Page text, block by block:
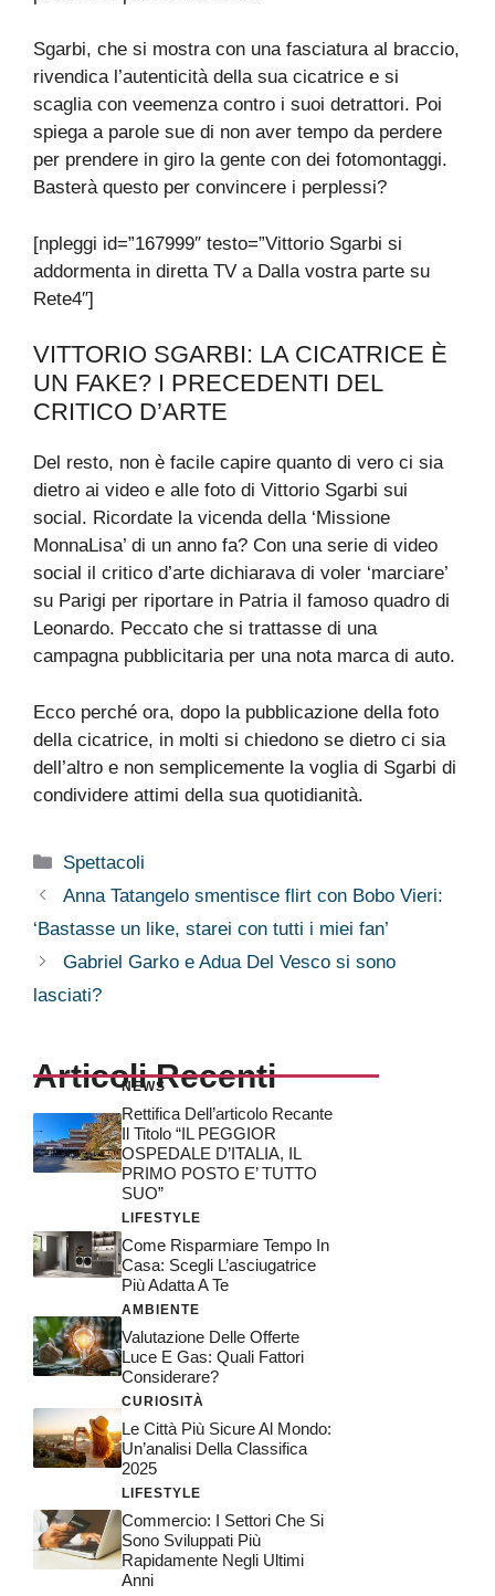
Sgarbi, che si mostra con una fasciatura al braccio,
rivendica l’autenticità della sua cicatrice e si
scaglia con veemenza contro i suoi detrattori. Poi
spiega a parole sue di non aver tempo da perdere
per prendere in giro la gente con dei fotomontaggi.
Basterà questo per convincere i perplessi?
[npleggi id=”167999″ testo=”Vittorio Sgarbi si
addormenta in diretta TV a Dalla vostra parte su
Rete4″]
VITTORIO SGARBI: LA CICATRICE È
UN FAKE? I PRECEDENTI DEL
CRITICO D’ARTE
Del resto, non è facile capire quanto di vero ci sia
dietro ai video e alle foto di Vittorio Sgarbi sui
social. Ricordate la vicenda della ‘Missione
MonnaLisa’ di un anno fa? Con una serie di video
social il critico d’arte dichiarava di voler ‘marciare’
su Parigi per riportare in Patria il famoso quadro di
Leonardo. Peccato che si trattasse di una
campagna pubblicitaria per una nota marca di auto.
Ecco perché ora, dopo la pubblicazione della foto
della cicatrice, in molti si chiedono se dietro ci sia
dell’altro e non semplicemente la voglia di Sgarbi di
condividere attimi della sua quotidianità.
Categorie
Spettacoli
Anna Tatangelo smentisce flirt con Bobo Vieri:
‘Bastasse un like, starei con tutti i miei fan’
Gabriel Garko e Adua Del Vesco si sono
lasciati?
Articoli Recenti
NEWS
Rettifica Dell’articolo Recante
Il Titolo “IL PEGGIOR
OSPEDALE D’ITALIA, IL
PRIMO POSTO E’ TUTTO
SUO”
LIFESTYLE
Come Risparmiare Tempo In
Casa: Scegli L’asciugatrice
Più Adatta A Te
AMBIENTE
Valutazione Delle Offerte
Luce E Gas: Quali Fattori
Considerare?
CURIOSITÀ
Le Città Più Sicure Al Mondo:
Un’analisi Della Classifica
2025
LIFESTYLE
Commercio: I Settori Che Si
Sono Sviluppati Più
Rapidamente Negli Ultimi
Anni